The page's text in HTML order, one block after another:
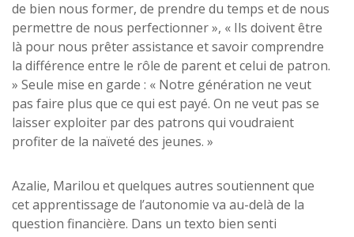
de bien nous former, de prendre du temps et de nous
permettre de nous perfectionner », « Ils doivent être
là pour nous prêter assistance et savoir comprendre
la différence entre le rôle de parent et celui de patron.
» Seule mise en garde : « Notre génération ne veut
pas faire plus que ce qui est payé. On ne veut pas se
laisser exploiter par des patrons qui voudraient
profiter de la naïveté des jeunes. »
Azalie, Marilou et quelques autres soutiennent que
cet apprentissage de l’autonomie va au-delà de la
question financière. Dans un texto bien senti